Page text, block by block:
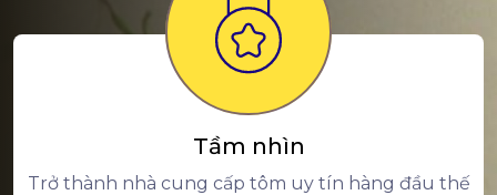
Tầm nhìn
Trở thành nhà cung cấp tôm uy tín hàng đầu thế